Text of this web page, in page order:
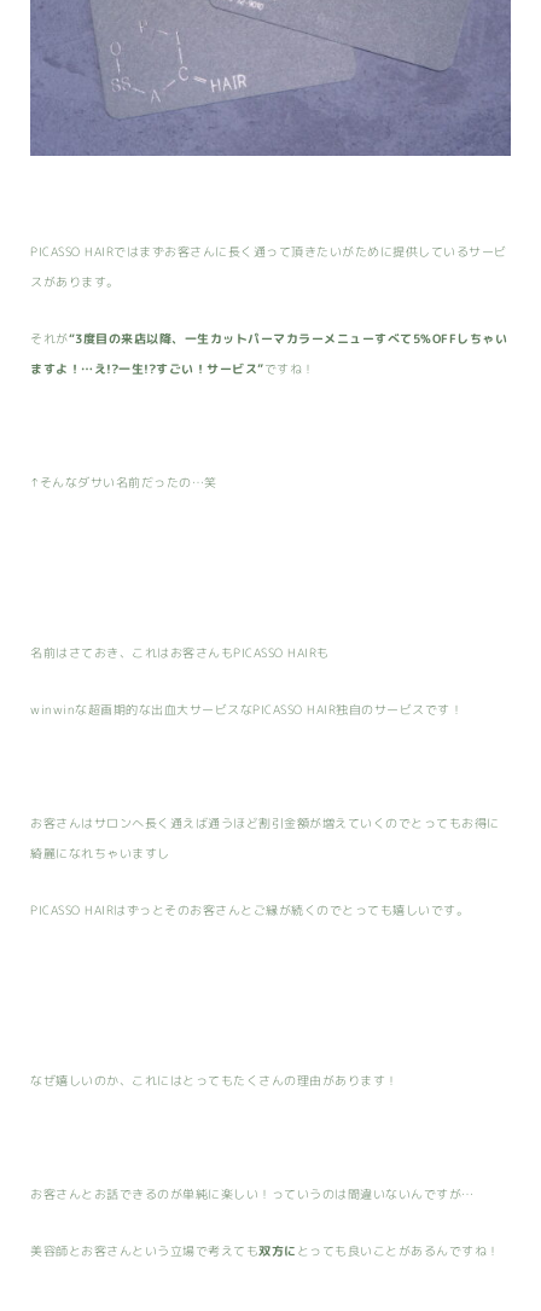
PICASSO HAIRではまずお客さんに長く通って頂きたいがために提供しているサービ
スがあります。
それが“3度目の来店以降、一生カットパーマカラーメニューすべて5%OFFしちゃい
ますよ！…え!?一生!?すごい！サービス”ですね！
↑そんなダサい名前だったの…笑
名前はさておき、これはお客さんもPICASSO HAIRも
winwinな超画期的な出血大サービスなPICASSO HAIR独自のサービスです！
お客さんはサロンへ長く通えば通うほど割引金額が増えていくのでとってもお得に
綺麗になれちゃいますし
PICASSO HAIRはずっとそのお客さんとご縁が続くのでとっても嬉しいです。
なぜ嬉しいのか、これにはとってもたくさんの理由があります！
お客さんとお話できるのが単純に楽しい！っていうのは間違いないんですが…
美容師とお客さんという立場で考えても双方に とっても良いことがあるんですね！